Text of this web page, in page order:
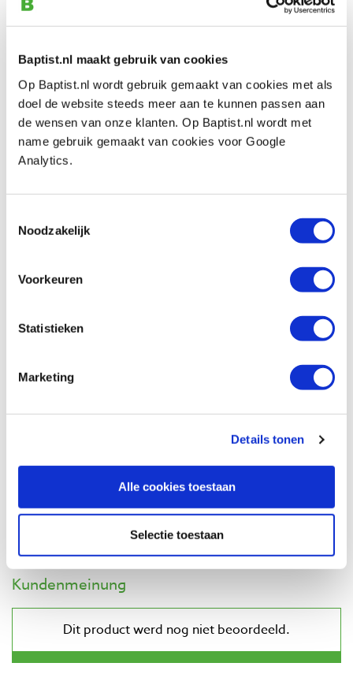
Baptist.nl maakt gebruik van cookies
Op Baptist.nl wordt gebruik gemaakt van cookies met als
doel de website steeds meer aan te kunnen passen aan
de wensen van onze klanten. Op Baptist.nl wordt met
name gebruik gemaakt van cookies voor Google
Analytics.
Noodzakelijk
Voorkeuren
Statistieken
Marketing
Details tonen
Alle cookies toestaan
Selectie toestaan
Bohrcraft verlengde magnetische
Produktnummer: 27764
€ 8,50 inkl. MwSt
€ 7,02 ohne MwSt
Bohrcraft verlengde magnetische
PB bitschroevendraaier
Kundenmeinung